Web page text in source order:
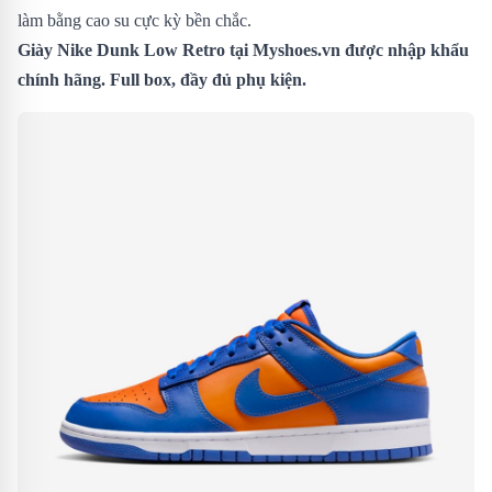
làm bằng cao su cực kỳ bền chắc.
Giày Nike Dunk Low Retro tại Myshoes.vn được nhập khẩu
chính hãng. Full box, đầy đủ phụ kiện.